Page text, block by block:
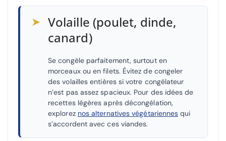
➤ Volaille (poulet, dinde,
canard)
Se congèle parfaitement, surtout en
morceaux ou en filets. Évitez de congeler
des volailles entières si votre congélateur
n’est pas assez spacieux. Pour des idées de
recettes légères après décongélation,
explorez nos alternatives végétariennes qui
s’accordent avec ces viandes.